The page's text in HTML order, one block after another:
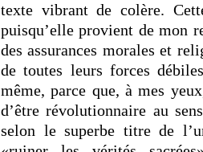
texte vibrant de colère.
puisqu’elle provient de mon
des assurances morales et
de toutes leurs forces
même, parce que, à mes
d’être révolutionnaire au
selon le superbe titre de